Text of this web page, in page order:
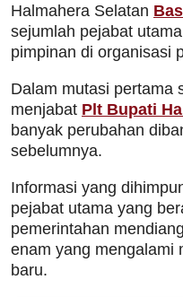
Halmahera Selatan
sejumlah pejabat
pimpinan di organisasi
Dalam mutasi pertama
menjabat Plt Bupati
banyak perubahan
sebelumnya.
Informasi yang
pejabat utama yang
pemerintahan
enam yang mengalami
baru.